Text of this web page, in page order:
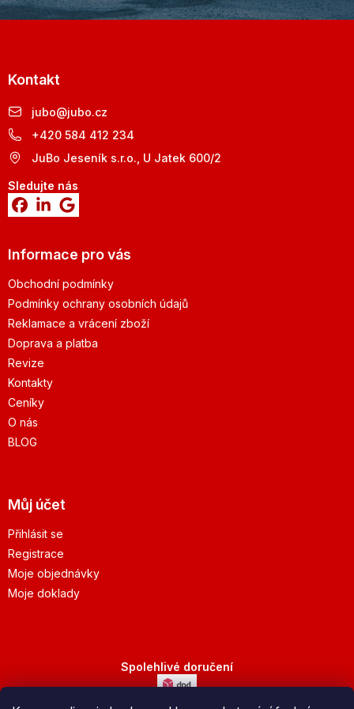
Kontakt
jubo@jubo.cz
+420 584 412 234
JuBo Jeseník s.r.o., U Jatek 600/2
Sledujte nás
Informace pro vás
Obchodní podmínky
Podmínky ochrany osobních údajů
Reklamace a vrácení zboží
Doprava a platba
Revize
Kontakty
Ceníky
O nás
BLOG
Můj účet
Přihlásit se
Registrace
Moje objednávky
Moje doklady
Spolehlivé doručení